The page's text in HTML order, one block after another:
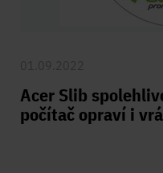
Acer Slib
počítač opraví i